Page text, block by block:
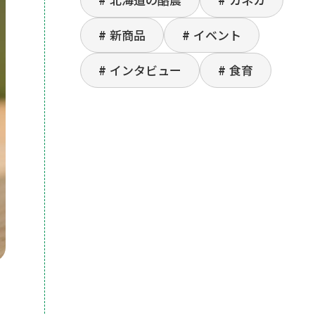
新商品
イベント
インタビュー
食育